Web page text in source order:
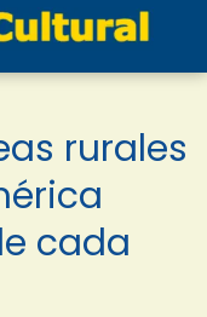
rurales
cada